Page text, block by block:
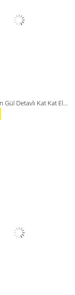
Bordo Saten Gül Detaylı Kat Kat Elbise